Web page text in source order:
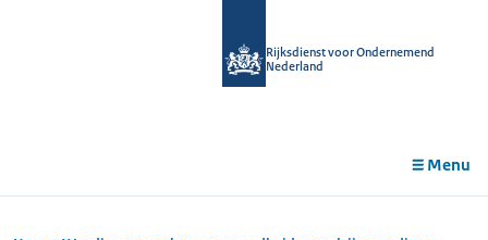
Rijksdienst voor Ondernemend
Nederland
Menu